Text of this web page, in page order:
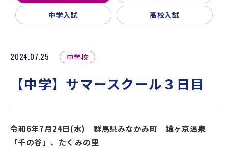
リンク集
中学入試 高校入試
2024.07.25 中学校
【中学】サマースクール３日目
令和6年7月24日(水) 群馬県みなかみ町 猿ヶ京温泉
「千の谷」、たくみの里